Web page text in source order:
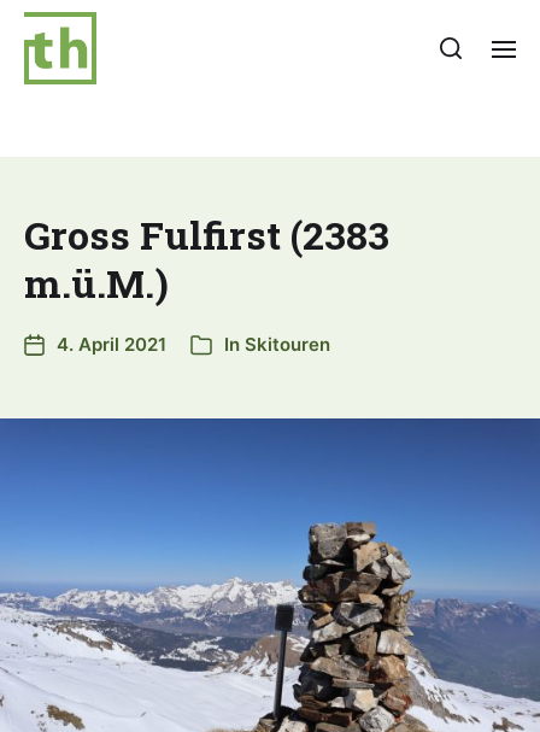
Gross Fulfirst (2383
m.ü.M.)
4. April 2021 In Skitouren